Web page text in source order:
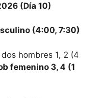
(Día 10)
(4:00, 7:30)
hombres 1, 2 (4
femenino 3, 4 (1